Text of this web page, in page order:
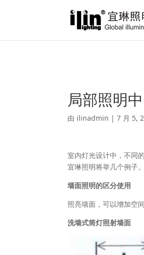
: A non-numeric value
局部照明
由 ilinadmin |7 月 5,
室内灯光设计中，不同的
宜琳照明将举几个例子。
墙面照明的区分使用
照亮墙面，可以增加空
洗墙式筒灯照射墙面